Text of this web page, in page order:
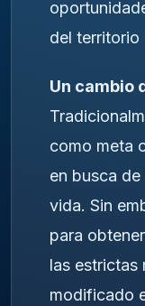
del territorio
Un cambio
como meta
en busca
vida. Sin
para
las estrictas
modificado